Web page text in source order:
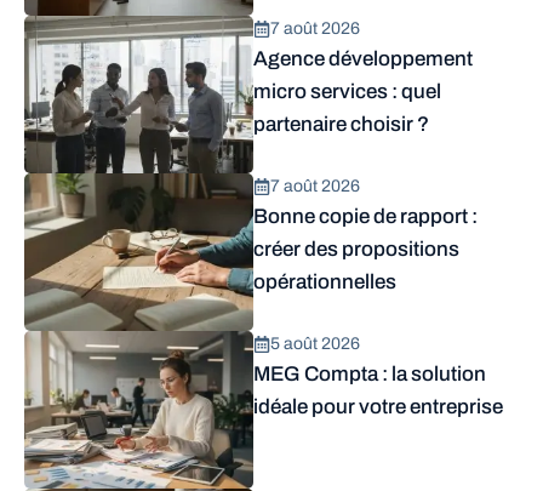
7 août 2026
Agence développement
micro services : quel
partenaire choisir ?
7 août 2026
Bonne copie de rapport :
créer des propositions
opérationnelles
5 août 2026
MEG Compta : la solution
idéale pour votre entreprise